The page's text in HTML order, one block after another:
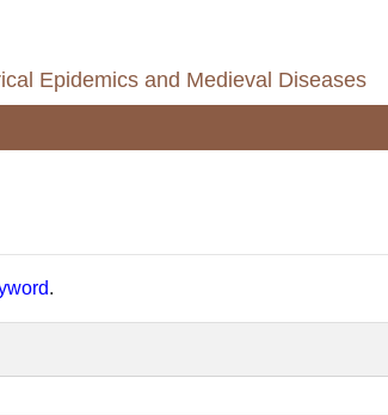
Epidemics and Medieval Diseases
.